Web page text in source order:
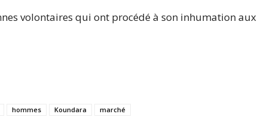
volontaires qui ont procédé à son inhumation aux
hommes Koundara marché